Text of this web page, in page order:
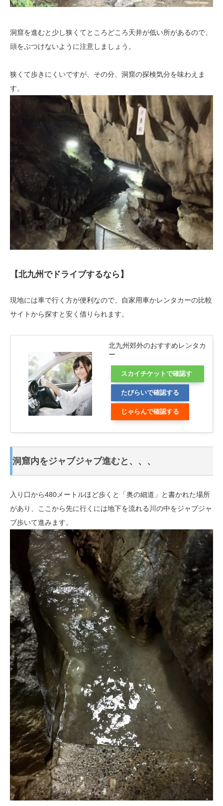
洞窟を進むと少し狭くてところどころ天井が低い所があるので、
頭をぶつけないように注意しましょう。
狭くて歩きにくいですが、その分、洞窟の探検気分を味わえま
す。
【北九州でドライブするなら】
現地には車で行く方が便利なので、自家用車かレンタカーの比較
サイトから探すと安く借りられます。
北九州郊外のおすすめレンタカ
ー
スカイチケットで確認す
る
たびらいで確認する
じゃらんで確認する
洞窟内をジャブジャブ進むと、、、
入り口から480メートルほど歩くと「奥の細道」と書かれた場所
があり、ここから先に行くには地下を流れる川の中をジャブジャ
ブ歩いて進みます。